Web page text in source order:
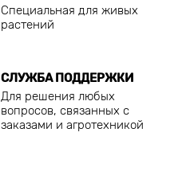
Специальная для живых
растений
СЛУЖБА ПОДДЕРЖКИ
Для решения любых
вопросов, связанных с
заказами и агротехникой